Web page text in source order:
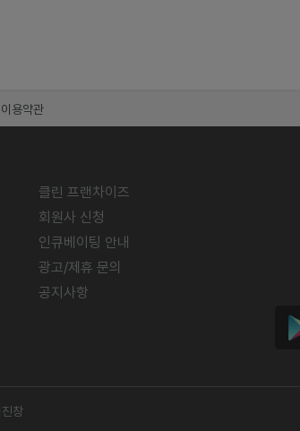
이용약관
클린 프랜차이즈
회원사 신청
인큐베이팅 안내
광고/제휴 문의
공지사항
창